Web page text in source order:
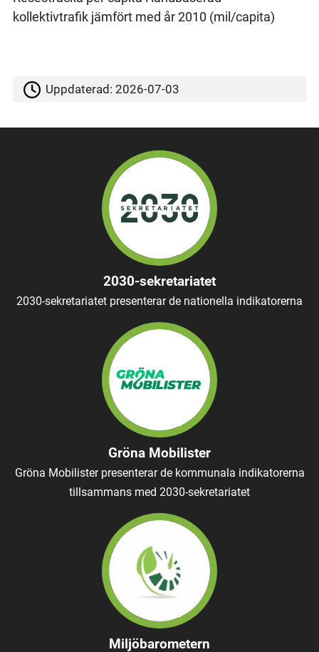
kollektivtrafik jämfört med år 2010 (mil/capita)
Uppdaterad:2026-07-03
2030-sekretariatet
2030-sekretariatet presenterar de nationella indikatorerna
Gröna Mobilister
Gröna Mobilister presenterar de kommunala indikatorerna
tillsammans med 2030-sekretariatet
Miljöbarometern